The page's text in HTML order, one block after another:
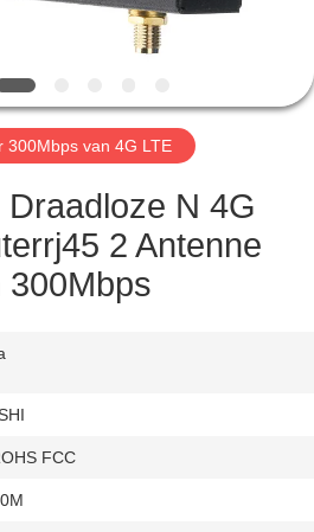
300Mbps van 4G LTE
Draadloze N 4G
2 Antenne
300Mbps
FCC